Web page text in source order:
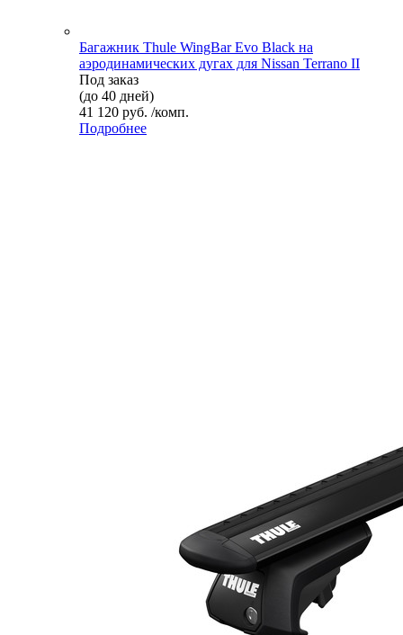
Багажник Thule WingBar Evo Black на
аэродинамических дугах для Nissan Terrano II
Под заказ
(до 40 дней)
41 120 руб. /комп.
Подробнее